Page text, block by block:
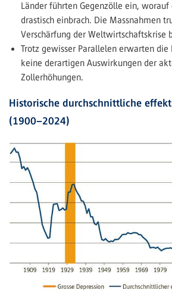
Länder führten Gegenzölle ein,
drastisch einbrach. Die Massnahmen
Verschärfung der Weltwirtschaftskrise
Trotz gewisser Parallelen erwarten
keine derartigen Auswirkungen der
Zollerhöhungen.
Historische durchschnittliche
(1900–2024)